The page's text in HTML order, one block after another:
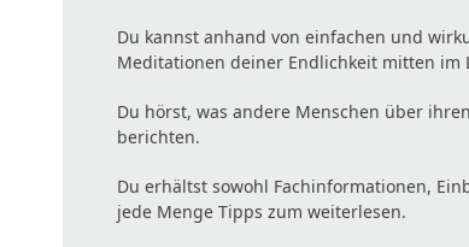
Du kannst anhand von einfachen und
Meditationen deiner Endlichkeit mitten im
Du hörst, was andere Menschen über
berichten.
Du erhältst sowohl Fachinformationen,
jede Menge Tipps zum weiterlesen.